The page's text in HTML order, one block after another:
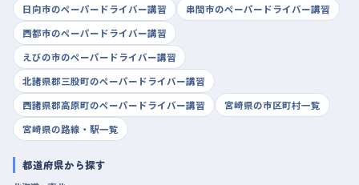
日向市のペーパードライバー講習
串間市のペーパードライバー講習
西都市のペーパードライバー講習
えびの市のペーパードライバー講習
北諸県郡三股町のペーパードライバー講習
西諸県郡高原町のペーパードライバー講習
宮崎県の市区町村一覧
宮崎県の路線・駅一覧
都道府県から探す